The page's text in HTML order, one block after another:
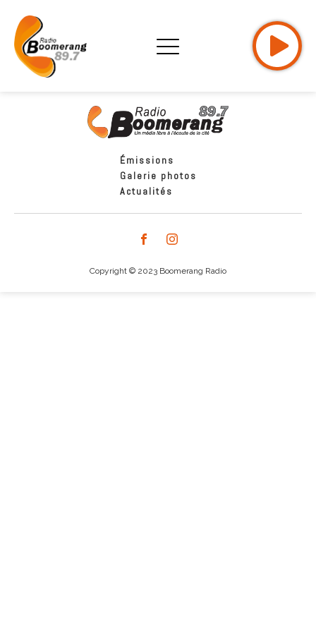
Émissions
Galerie photos
Actualités
Copyright © 2023 Boomerang Radio